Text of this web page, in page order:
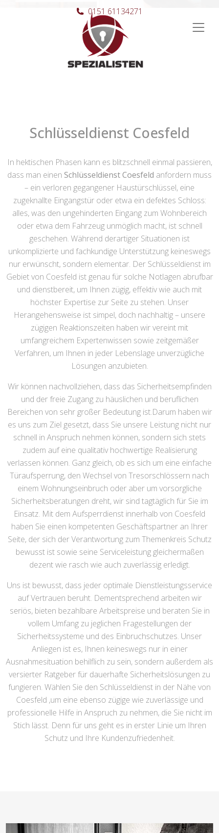
Hauptnavigation
0151 61134271
Schlüsseldienst Coesfeld
In hektischen Phasen kann es blitzschnell einmal passieren,
dass man einen Schlüsseldienst Coesfeld anfordern muss
– ein verloren gegangener Haustürschlüssel, eine
zugeknallte Eingangstür oder etwa ein defektes Schloss:
alles, was den ungehinderten Eingang zum Wohnbereich
oder etwa dem Fahrzeug unmöglich macht, ist schnell
geschehen. Während derartiger Situationen ist
unkomplizierte und fachkundige Unterstützung keineswegs
nur erwünscht, sondern elementar. Der Schlüsseldienst im
Gebiet von Coesfeld ist genau für solche Notlagen abrufbar
und dienstbereit, um Ihnen zügig, effektiv wie auch mit
höchster Expertise zur Seite zu stehen. Unser
Herangehensweise ist simpel, doch nachhaltig – unsere
zügigen Reaktionszeiten haben wir vereint mit
umfangreichem Expertenwissen sowie zeitgemäßer
Verfahren, um Ihnen in jeder Lebenslage unverzügliche
Lösungen anzubieten.
Wir können nachvollziehen, dass das Sicherheitsempfinden
und der freie Zugang zu häuslichen und beruflichen
Bereichen von sehr großer Bedeutung ist.Darum haben wir
es uns zum Ziel gesetzt, dass Sie unsere Leistung nicht nur
schnell in Anspruch nehmen können, sondern sich stets
zudem auf eine qualitativ hochwertige Realisierung
verlassen können. Ganz gleich, ob es sich um eine einfache
Türaufsperrung, den Wechsel von Tresorschlössern nach
einem Wohnungseinbruch oder aber um vorsorgliche
Sicherheitsberatungen dreht, wir sind tagtäglich für Sie im
Einsatz. Mit dem Aufsperrdienst innerhalb von Coesfeld
haben Sie einen kompetenten Geschäftspartner an Ihrer
Seite, der sich der Verantwortung zum Themenkreis Schutz
bewusst ist sowie seine Serviceleistung gleichermaßen
dezent wie rasch wie auch zuverlässig erledigt.
Uns ist bewusst, dass jeder optimale Dienstleistungsservice
auf Vertrauen beruht. Dementsprechend arbeiten wir
seriös, bieten bezahlbare Arbeitspreise und beraten Sie in
vollem Umfang zu jeglichen Fragestellungen der
Sicherheitssysteme und des Einbruchschutzes. Unser
Anliegen ist es, Ihnen keineswegs nur in einer
Ausnahmesituation behilflich zu sein, sondern außerdem als
versierter Ratgeber für dauerhafte Sicherheitslösungen zu
fungieren. Wählen Sie den Schlüsseldienst in der Nähe von
Coesfeld ,um eine ebenso zügige wie zuverlässige und
professionelle Hilfe in Anspruch zu nehmen, die Sie nicht im
Stich lässt. Denn für uns geht es in erster Linie um Ihren
Schutz und Ihre Kundenzufriedenheit.